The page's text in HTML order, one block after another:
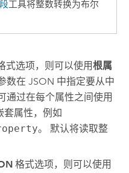
工具将整数转换为布尔
式选项，则可以使用根属
数在 JSON 中指定要从中
通过在每个属性之间使用
套属性，例如
。 默认将读取整
格式选项，则可以使用